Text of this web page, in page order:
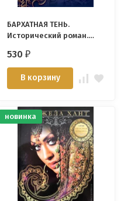
БАРХАТНАЯ ТЕНЬ.
Исторический роман.
530₽
В корзину
новинка